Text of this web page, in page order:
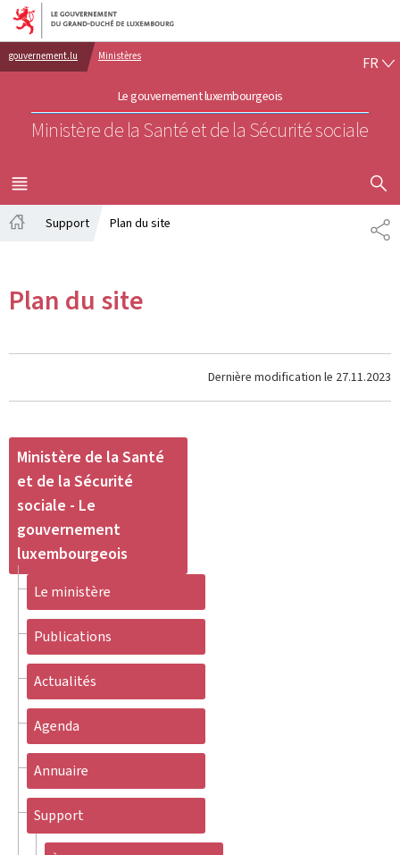
Aller au menu principal
Aller au contenu
gouvernement.lu Ministères
Le gouvernement luxembourgeois
Ministère de la Santé et de la Sécurité sociale
FR
MENU
PRINCIPAL
Support Plan du site
Plan du site
Dernière modification le 27.11.2023
Ministère de la Santé
et de la Sécurité
sociale - Le
gouvernement
luxembourgeois
Le ministère
Publications
Actualités
Agenda
Annuaire
Support